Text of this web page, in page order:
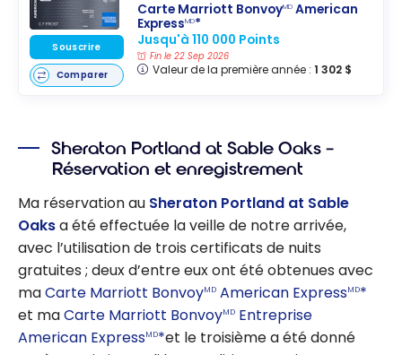
Carte Marriott BonvoyMD American
ExpressMD*
Jusqu'à 110 000 Points
Fin le 22 Sep 2026
Valeur de la première année : 1 302 $
Souscrire
Comparer
Sheraton Portland at Sable Oaks –
Réservation et enregistrement
Ma réservation au Sheraton Portland at Sable
Oaksa été effectuée la veille de notre arrivée,
avec l’utilisation de trois certificats de nuits
gratuites ; deux d’entre eux ont été obtenues avec
maCarte Marriott BonvoyMD American ExpressMD*
et maCarte Marriott BonvoyMD Entreprise
American ExpressMD*et le troisième a été donné